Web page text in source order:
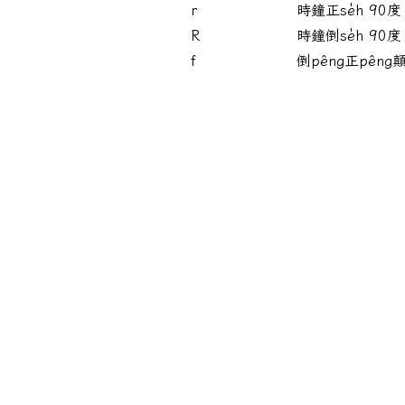
r
時鐘正se̍h 90度
R
時鐘倒se̍h 90度
f
倒pêng正pêng